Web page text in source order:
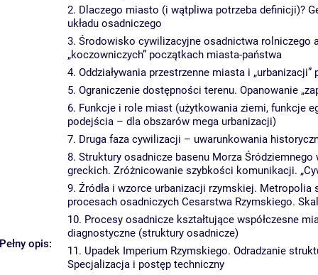
Pełny opis:
2. Dlaczego miasto (i wątpliwa potrzeba definicji)?
układu osadniczego
3. Środowisko cywilizacyjne osadnictwa
„koczowniczych” początkach miasta-państwa
4. Oddziaływania przestrzenne miasta i
5. Ograniczenie dostępności terenu. Opanowanie
6. Funkcje i role miast (użytkowania ziemi, funkcje
podejścia – dla obszarów mega urbanizacji)
7. Druga faza cywilizacji – uwarunkowania
8. Struktury osadnicze basenu Morza
greckich. Zróżnicowanie szybkości komunikacji.
9. Źródła i wzorce urbanizacji rzymskiej.
procesach osadniczych Cesarstwa Rzymskiego.
10. Procesy osadnicze kształtujące współczesne
diagnostyczne (struktury osadnicze)
11. Upadek Imperium Rzymskiego. Odradzanie
Specjalizacja i postęp techniczny